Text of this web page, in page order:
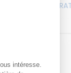
(APPEL